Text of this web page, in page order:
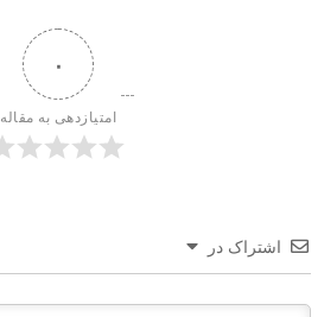
۰
امتیازدهی به مقاله
اشتراک در